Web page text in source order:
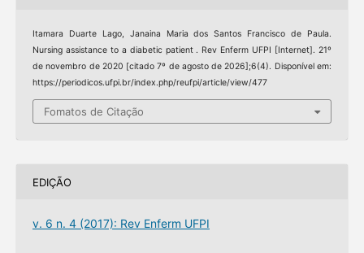
Itamara Duarte Lago, Janaina Maria dos Santos Francisco de Paula.
Nursing assistance to a diabetic patient . Rev Enferm UFPI [Internet]. 21º
de novembro de 2020 [citado 7º de agosto de 2026];6(4). Disponível em:
https://periodicos.ufpi.br/index.php/reufpi/article/view/477
Fomatos de Citação
EDIÇÃO
v. 6 n. 4 (2017): Rev Enferm UFPI